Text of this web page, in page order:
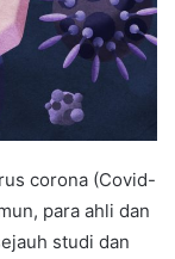
corona (Covid-
para ahli dan
studi dan